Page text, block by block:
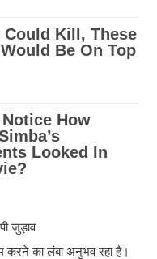
जुड़ाव
करने का लंबा अनुभव रहा है।